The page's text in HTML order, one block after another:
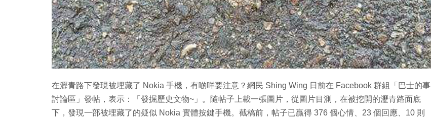
在瀝青路下發現被埋藏了 Nokia 手機，有啲咩要注意？網民 ‎Shing Wing‎ 日前在 Facebook 群組「巴士的事
討論區」發帖，表示：「發掘歷史文物~」。隨帖子上載一張圖片，從圖片目測，在被挖開的瀝青路面底
下，發現一部被埋藏了的疑似 Nokia 實體按鍵手機。截稿前，帖子已贏得 376 個心情、23 個回應、10 則